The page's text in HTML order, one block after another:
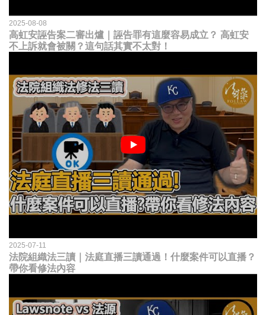
2025-08-08
高虹安誣告案二審出爐｜誣告罪有這麼容易成立？ 高虹安
不上訴就會被關？這句話其實不太對！
2025-07-11
法院組織法三讀｜法庭直播三讀通過！什麼案件可以直播？
帶你看修法內容